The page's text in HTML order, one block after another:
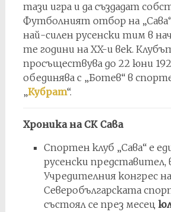
тази игра и да създадат
Футболният отбор на
най-силен русенски тим в
те години на XX-и век.
просъществува до 22 юни
обединява с „Ботев“ в
„Кубрат“.
Хроника на СК Сава
Спортен клуб „Сава“ е
русенски представител,
Учредителния конгрес на
Северобългарската
състоял се през месец